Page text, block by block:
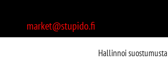
Hallinnoi suostumusta
market@stupido.fi